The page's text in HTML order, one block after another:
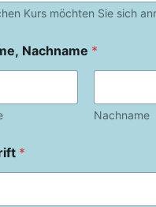
Kurs möchten Sie sich
Nachname *
Nachname
*